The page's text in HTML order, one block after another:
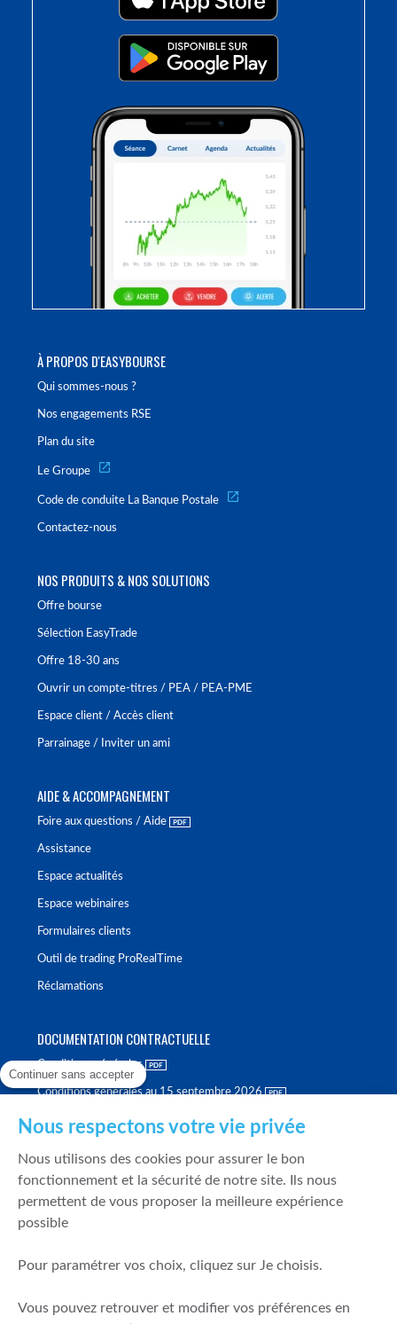
À PROPOS D'EASYBOURSE
Qui sommes-nous ?
Nos engagements RSE
Plan du site
Le Groupe
Code de conduite La Banque Postale
Contactez-nous
NOS PRODUITS & NOS SOLUTIONS
Offre bourse
Sélection EasyTrade
Offre 18-30 ans
Ouvrir un compte-titres / PEA / PEA-PME
Espace client / Accès client
Parrainage / Inviter un ami
AIDE & ACCOMPAGNEMENT
Foire aux questions / Aide
Assistance
Espace actualités
Espace webinaires
Formulaires clients
Outil de trading ProRealTime
Réclamations
DOCUMENTATION CONTRACTUELLE
Conditions générales
Conditions générales au 15 septembre 2026
Politique de meilleure sélection
Politique de durabilité
Fonds de garantie des dépôts et de résolution
Mentions légales
Continuer sans accepter
Nous respectons votre vie privée
Nous utilisons des cookies pour assurer le bon
fonctionnement et la sécurité de notre site. Ils nous
permettent de vous proposer la meilleure expérience
possible
Pour paramétrer vos choix, cliquez sur Je choisis.
Vous pouvez retrouver et modifier vos préférences en